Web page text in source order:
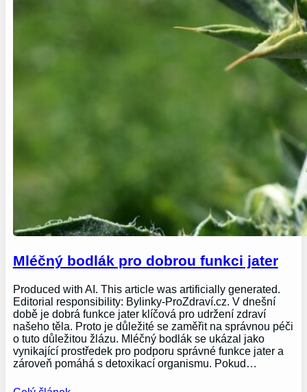
Mléčný bodlák pro dobrou funkci jater
Produced with AI. This article was artificially generated.
Editorial responsibility: Bylinky-ProZdraví.cz. V dnešní
době je dobrá funkce jater klíčová pro udržení zdraví
našeho těla. Proto je důležité se zaměřit na správnou péči
o tuto důležitou žlázu. Mléčný bodlák se ukázal jako
vynikající prostředek pro podporu správné funkce jater a
zároveň pomáhá s detoxikací organismu. Pokud…